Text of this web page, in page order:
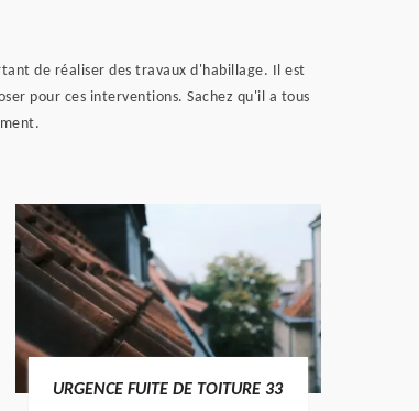
de réaliser des travaux d'habillage. Il est
pour ces interventions. Sachez qu'il a tous
URGENCE FUITE DE TOITURE 33